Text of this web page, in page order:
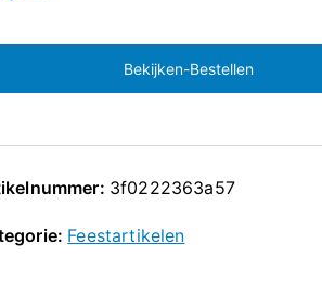
Bekijken-Bestellen
3f0222363a57
Feestartikelen